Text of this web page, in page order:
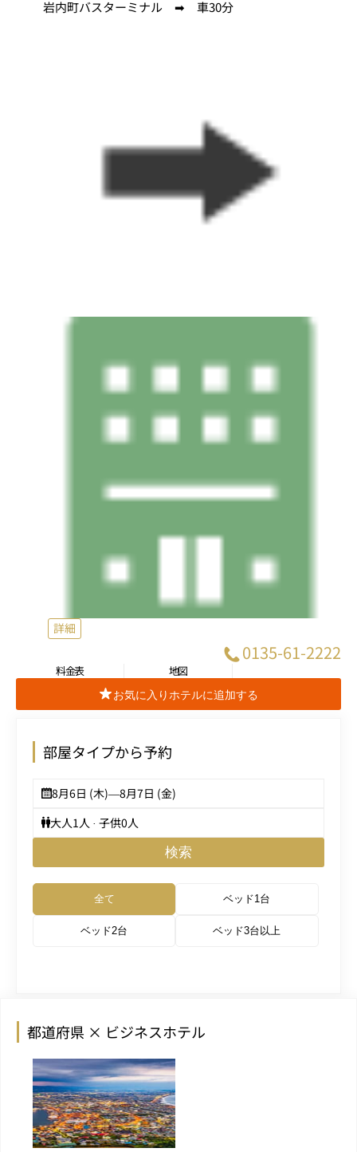
岩内町バスターミナル ➡ 車30分
詳細
0135-61-2222
料金表 地図
お気に入りホテルに追加する
部屋タイプから予約
8月6日 (木)—8月7日 (金)
大人1 人 · 子供0人
検索
全て ベッド1台
ベッド2台 ベッド3台以上
都道府県 × ビジネスホテル